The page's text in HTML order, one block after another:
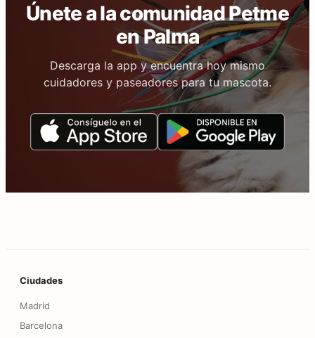
Únete a la comunidad Petme
en Palma
Descarga la app y encuentra hoy mismo
cuidadores y paseadores para tu mascota.
Pie de página
Ciudades
Madrid
Barcelona